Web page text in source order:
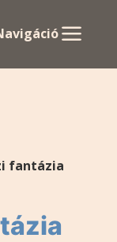
fantázia